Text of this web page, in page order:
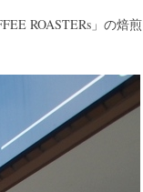
ROASTERs 」の焙煎